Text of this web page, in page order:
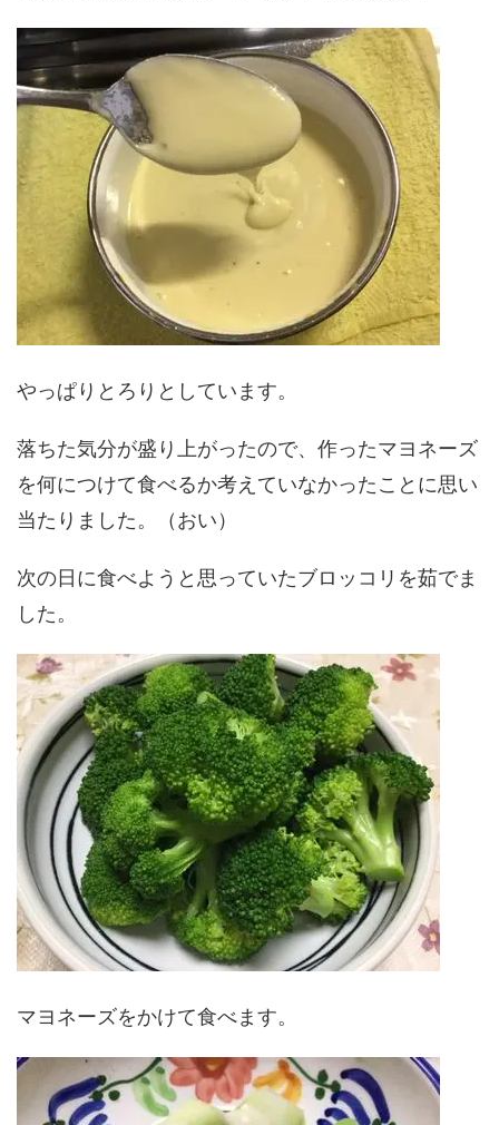
やっぱりとろりとしています。
落ちた気分が盛り上がったので、作ったマヨネーズ
を何につけて食べるか考えていなかったことに思い
当たりました。（おい）
次の日に食べようと思っていたブロッコリを茹でま
した。
マヨネーズをかけて食べます。